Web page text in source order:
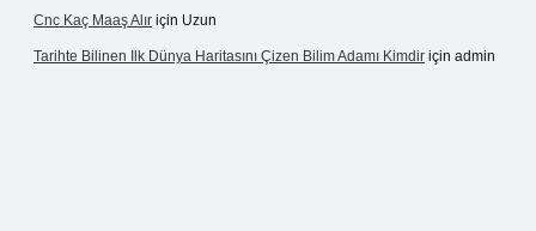
Cnc Kaç Maaş Alır için Uzun
Tarihte Bilinen Ilk Dünya Haritasını Çizen Bilim Adamı Kimdir için admin